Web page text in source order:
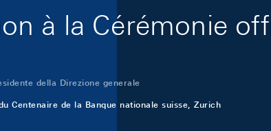
à la Cérémonie
della Direzione generale
Centenaire de la Banque nationale suisse, Zurich